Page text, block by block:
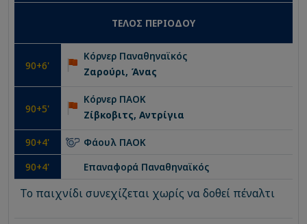
ΤΕΛΟΣ ΠΕΡΙΟΔΟΥ
90+6'
Κόρνερ Παναθηναϊκός
Ζαρούρι, Άνας
90+5'
Κόρνερ ΠΑΟΚ
Ζίβκοβιτς, Aντρίγια
90+4' Φάουλ ΠΑΟΚ
90+4' Επαναφορά Παναθηναϊκός
Το παιχνίδι συνεχίζεται χωρίς να δοθεί πέναλτι